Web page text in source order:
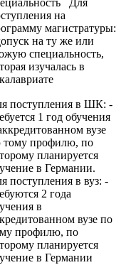
Для
на
магистратуры:
на ту же или
специальность,
изучалась в
поступления в ШК: -
1 год обучения
вузе
тому профилю, по
планируется
в Германии.
поступления в вуз: -
2 года
в
вузе по
профилю, по
планируется
в Германии